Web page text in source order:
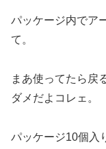
パッケージ内でア
て。
まあ使ってたら戻
ダメだよコレェ。
パッケージ10個入